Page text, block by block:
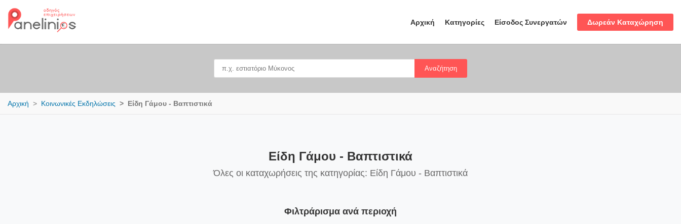
Αρχική Κατηγορίες Είσοδος Συνεργατών Δωρεάν Καταχώρηση
Αναζήτηση
Αρχική Κοινωνικές Εκδηλώσεις Είδη Γάμου - Βαπτιστικά
Είδη Γάμου - Βαπτιστικά
Όλες οι καταχωρήσεις της κατηγορίας: Είδη Γάμου - Βαπτιστικά
Φιλτράρισμα ανά περιοχή